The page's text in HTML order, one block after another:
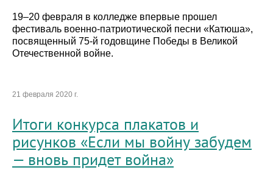
19–20 февраля в колледже впервые прошел
фестиваль военно-патриотической песни «Катюша»,
посвященный 75-й годовщине Победы в Великой
Отечественной войне.
21 февраля 2020 г.
Итоги конкурса плакатов и
рисунков «Если мы войну забудем
— вновь придет война»